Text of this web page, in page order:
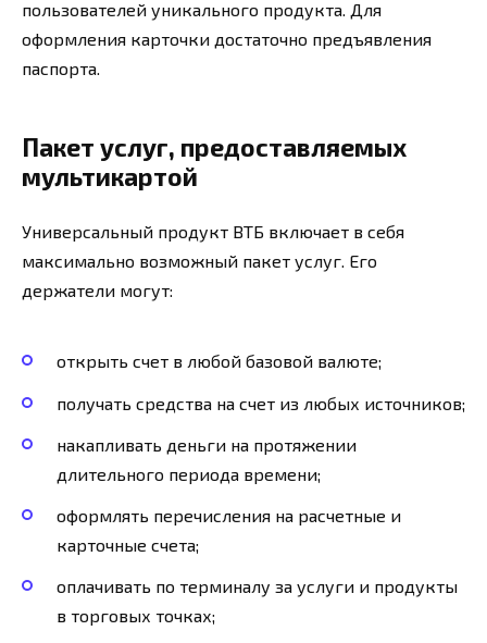
пользователей уникального продукта. Для
оформления карточки достаточно предъявления
паспорта.
Пакет услуг, предоставляемых
мультикартой
Универсальный продукт ВТБ включает в себя
максимально возможный пакет услуг. Его
держатели могут:
открыть счет в любой базовой валюте;
получать средства на счет из любых источников;
накапливать деньги на протяжении
длительного периода времени;
оформлять перечисления на расчетные и
карточные счета;
оплачивать по терминалу за услуги и продукты
в торговых точках;